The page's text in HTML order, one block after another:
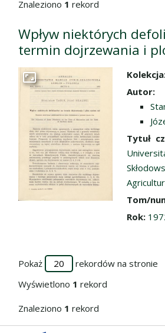
Znaleziono 1 rekord
Wpływ niektórych
termin dojrzewania i
Przejdź do zbioru
Autor:
Tytuł
Tom/
Rok:
Pokaż
rekordów na stronie
Wyświetlono 1 rekord
Znaleziono 1 rekord